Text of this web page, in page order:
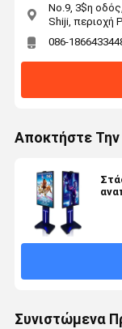
No.9, 3$η
Shiji, περιοχή
086-
Αποκτήστε Την
Συνιστώμενα